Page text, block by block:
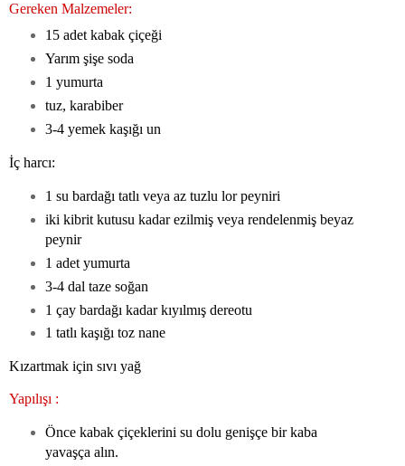
Gereken Malzemeler:
15 adet kabak çiçeği
Yarım şişe soda
1 yumurta
tuz, karabiber
3-4 yemek kaşığı un
İç harcı:
1 su bardağı tatlı veya az tuzlu lor peyniri
iki kibrit kutusu kadar ezilmiş veya rendelenmiş beyaz
peynir
1 adet yumurta
3-4 dal taze soğan
1 çay bardağı kadar kıyılmış dereotu
1 tatlı kaşığı toz nane
Kızartmak için sıvı yağ
Yapılışı :
Önce kabak çiçeklerini su dolu genişçe bir kaba
yavaşça alın.